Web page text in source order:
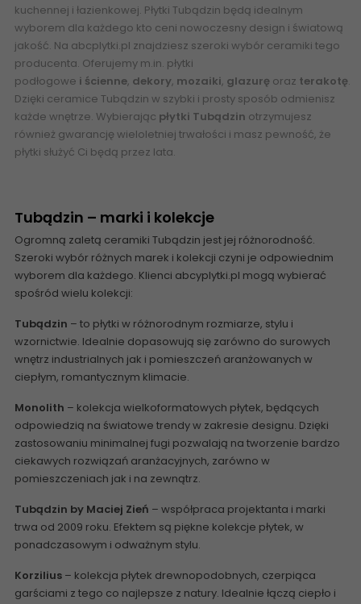
kuchennej i łazienkowej. Płytki Tubądzin będą idealnym
wyborem dla każdego kto ceni nowoczesny design i światową
jakość. Na abcplytki.pl znajdziesz szeroki wybór ceramiki tego
producenta. Oferujemy m.in. płytki
podłogowe i ścienne, dekory, mozaiki, glazurę oraz terakotę.
Dzięki ceramice Tubądzin w szybki i prosty sposób odmienisz
każde wnętrze. Wybierając płytki Tubądzin otrzymujesz
również gwarancję wieloletniej trwałości i masz pewność, że
płytki służyć Ci będą przez lata.
Tubądzin – marki i kolekcje
Ogromną zaletą ceramiki Tubądzin jest jej różnorodność.
Szeroki wybór różnych marek i kolekcji czyni je odpowiednim
wyborem dla każdego. Klienci abcyplytki.pl mogą wybierać
spośród wielu kolekcji:
Tubądzin – to płytki w różnorodnym rozmiarze, stylu i
wzornictwie. Idealnie dopasowują się zarówno do surowych
wnętrz industrialnych jak i pomieszczeń aranżowanych w
ciepłym, romantycznym klimacie.
Monolith – kolekcja wielkoformatowych płytek, będących
odpowiedzią na światowe trendy w zakresie designu. Dzięki
zastosowaniu minimalnej fugi pozwalają na tworzenie bardzo
ciekawych rozwiązań aranżacyjnych, zarówno w
pomieszczeniach jak i na zewnątrz.
Tubądzin by Maciej Zień – współpraca projektanta i marki
trwa od 2009 roku. Efektem są piękne kolekcje płytek, w
ponadczasowym i odważnym stylu.
Korzilius – kolekcja płytek drewnopodobnych, czerpiąca
garściami z tego co najlepsze z natury. Idealnie łączą ciepło i